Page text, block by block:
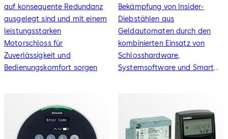
auf konsequente Redundanz
ausgelegt sind und mit einem
leistungsstarken
Motorschloss für
Zuverlässigkeit und
Bedienungskomfort sorgen
Bekämpfung von Insider-
Diebstählen aus
Geldautomaten durch den
kombinierten Einsatz von
Schlosshardware,
Systemsoftware und Smart